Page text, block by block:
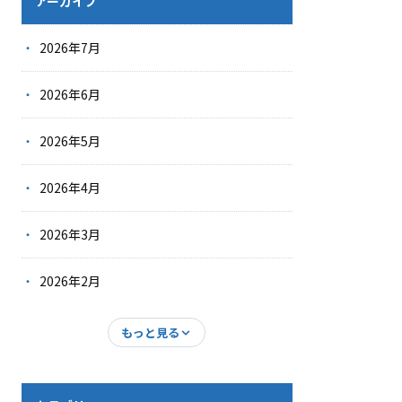
2026年7月
2026年6月
2026年5月
2026年4月
2026年3月
2026年2月
もっと見る